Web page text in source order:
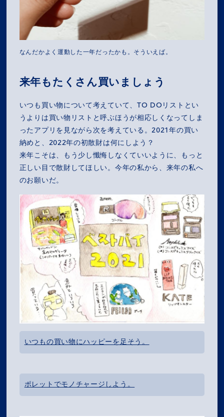
RECRUIT
NEWS
なんだかよく運動した一年だったかも。そういえば。
来年もたくさん買いましょう
いつも買い物について考えていて、TO DOリストとい
うよりは買い物リストと呼ぶほうが相応しくなってしま
ったアプリを見ながら次を考えている。2021年の買い
納めと、2022年の初散財は何にしよう？
来年こそは、もう少し懺悔しなくていいように、もっと
正しい目で散財してほしい。今年の私から、来年の私へ
のお願いだ。
いつもの買い物にハッピーを足そう。
ポレットでモノチャージしよう。